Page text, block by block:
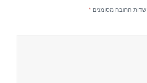
שדות החובה מסומנים*